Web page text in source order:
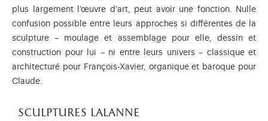
plus largement l’œuvre d’art, peut avoir une fonction. Nulle
confusion possible entre leurs approches si différentes de la
sculpture – moulage et assemblage pour elle, dessin et
construction pour lui – ni entre leurs univers – classique et
architecturé pour François-Xavier, organique et baroque pour
Claude.
sculptures lalanne